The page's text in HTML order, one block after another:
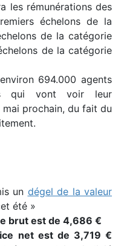
les rémunérations des
échelons de la
de la catégorie
de la catégorie
694.000 agents
qui vont voir leur
prochain, du fait du
un dégel de la valeur
été »
brut est de 4,686 €
net est de 3,719 €